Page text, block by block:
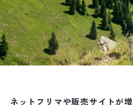
ネットフリマや販売サイトが